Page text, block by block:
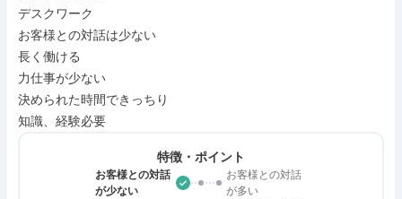
デスクワーク
お客様との対話は少ない
長く働ける
力仕事が少ない
決められた時間できっちり
知識、経験必要
特徴・ポイント
お客様との対話
が少ない
お客様との対話
が多い